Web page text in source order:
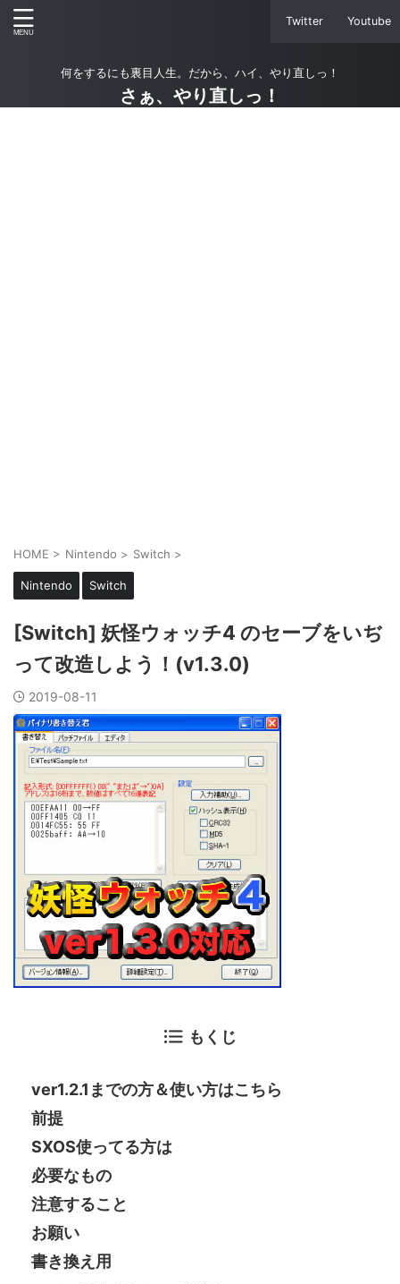
Twitter Youtube
何をするにも裏目人生。だから、ハイ、やり直しっ！
さぁ、やり直しっ！
HOME > Nintendo > Switch >
Nintendo Switch
[Switch] 妖怪ウォッチ4 のセーブをいぢ
って改造しよう！(v1.3.0)
2019-08-11
もくじ
ver1.2.1までの方＆使い方はこちら
前提
SXOS使ってる方は
必要なもの
注意すること
お願い
書き換え用